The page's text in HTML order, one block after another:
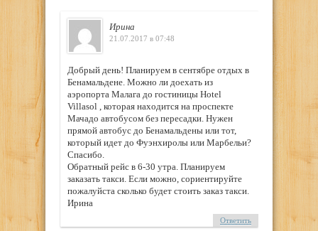
Ирина
21.07.2017 в 07:48
Добрый день! Планируем в сентябре отдых в
Бенамальдене. Можно ли доехать из
аэропорта Малага до гостиницы Hotel
Villasol , которая находится на проспекте
Мачадо автобусом без пересадки. Нужен
прямой автобус до Бенамальдены или тот,
который идет до Фуэнхиролы или Марбельи?
Спасибо.
Обратный рейс в 6-30 утра. Планируем
заказать такси. Если можно, сориентируйте
пожалуйста сколько будет стоить заказ такси.
Ирина
Ответить